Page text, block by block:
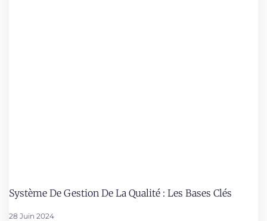
Système De Gestion De La Qualité : Les Bases Clés
28 Juin 2024